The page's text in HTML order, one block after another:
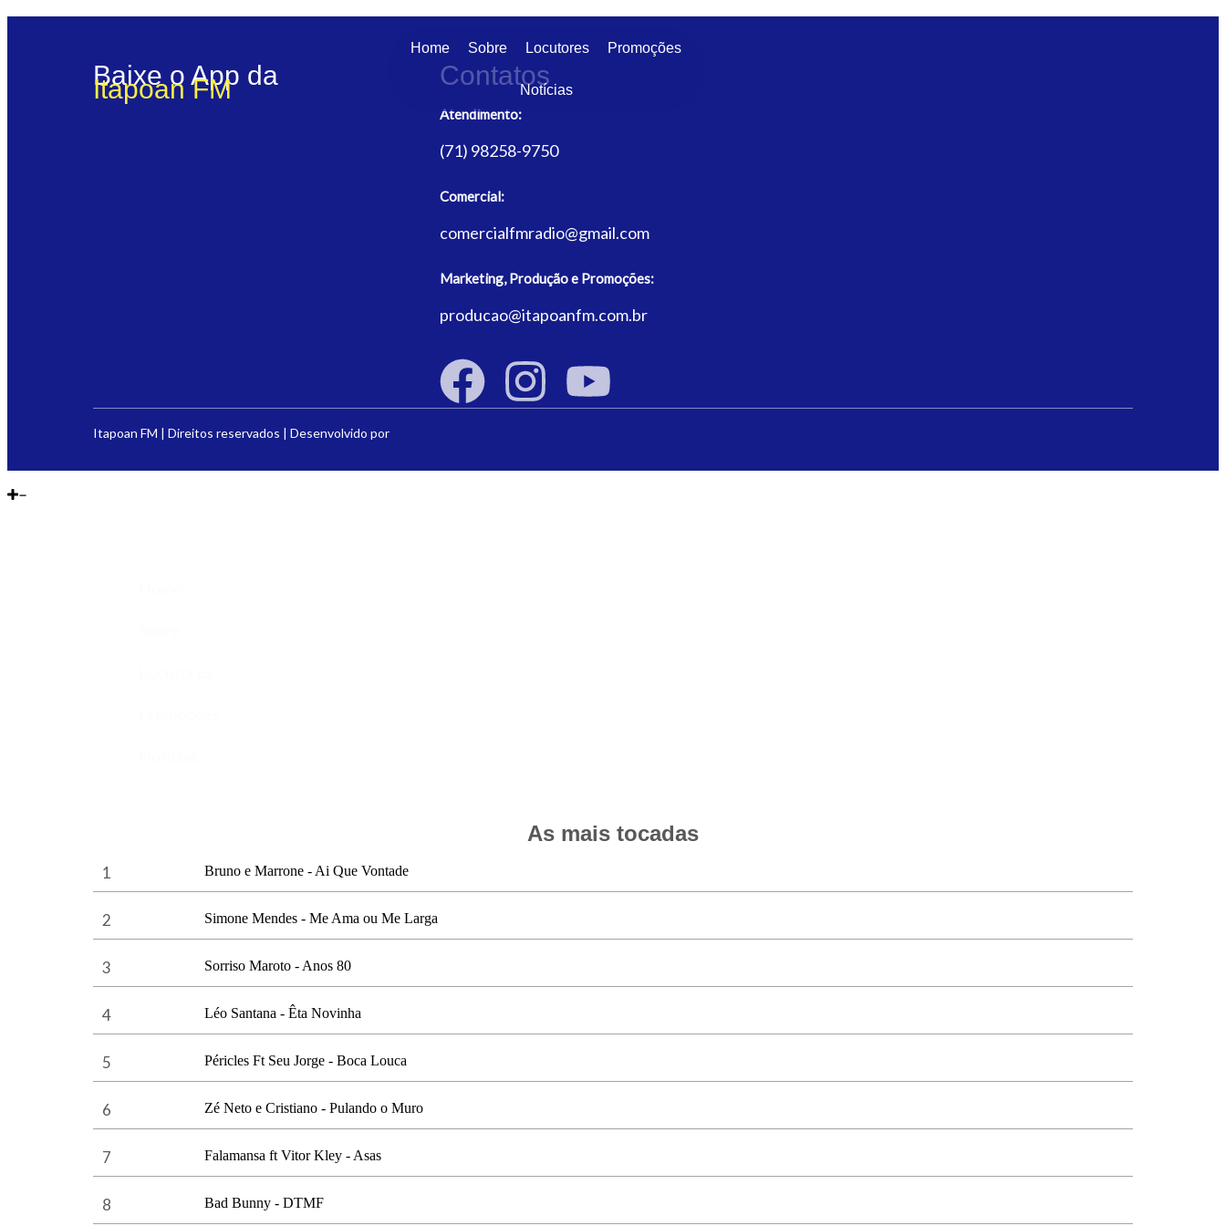
Home Sobre Locutores Promoções
Notícias
Baixe o App da
Itapoan FM Contatos
Atendimento:
(71) 98258-9750
Comercial:
comercialfmradio@gmail.com
Marketing, Produção e Promoções:
producao@itapoanfm.com.br
Itapoan FM | Direitos reservados | Desenvolvido por
As mais tocadas
1 Bruno e Marrone - Ai Que Vontade
2 Simone Mendes - Me Ama ou Me Larga
3 Sorriso Maroto - Anos 80
4 Léo Santana - Êta Novinha
5 Péricles Ft Seu Jorge - Boca Louca
6 Zé Neto e Cristiano - Pulando o Muro
7 Falamansa ft Vitor Kley - Asas
8 Bad Bunny - DTMF